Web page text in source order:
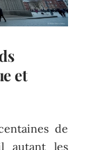
et
de
autant les